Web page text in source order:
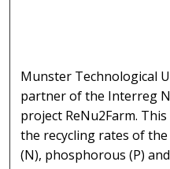
Munster Technological
partner of the Interreg
project ReNu2Farm.
the recycling rates of
(N), phosphorous (P)